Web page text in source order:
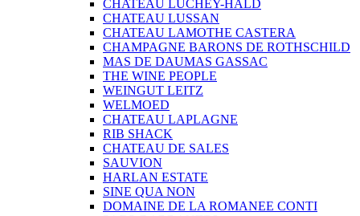
CHATEAU LUCHEY-HALD
CHATEAU LUSSAN
CHATEAU LAMOTHE CASTERA
CHAMPAGNE BARONS DE ROTHSCHILD
MAS DE DAUMAS GASSAC
THE WINE PEOPLE
WEINGUT LEITZ
WELMOED
CHATEAU LAPLAGNE
RIB SHACK
CHATEAU DE SALES
SAUVION
HARLAN ESTATE
SINE QUA NON
DOMAINE DE LA ROMANEE CONTI